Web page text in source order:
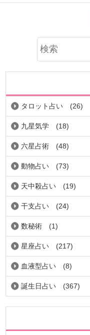
タロット占い (26)
九星気学 (18)
六星占術 (48)
動物占い (73)
天中殺占い (19)
干支占い (24)
数秘術 (1)
星座占い (217)
血液型占い (8)
誕生日占い (367)